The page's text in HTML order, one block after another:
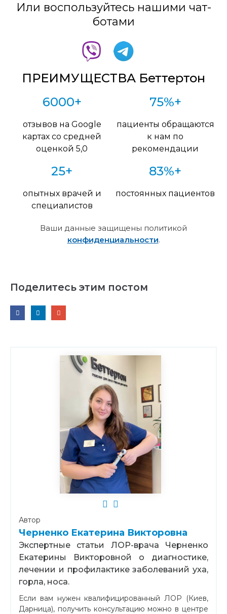
Или воспользуйтесь нашими чат-
ботами
ПРЕИМУЩЕСТВА Беттертон
6000+
отзывов на Google
картах со средней
оценкой 5,0
75%+
пациенты обращаются
к нам по
рекомендации
25+
опытных врачей и
специалистов
83%+
постоянных пациентов
Ваши данные защищены политикой
конфиденциальности.
Поделитесь этим постом
Автор
Черненко Екатерина Викторовна
Экспертные статьи ЛОР-врача Черненко
Екатерины Викторовной о диагностике,
лечении и профилактике заболеваний уха,
горла, носа.
Если вам нужен квалифицированный ЛОР (Киев,
Дарница), получить консультацию можно в центре